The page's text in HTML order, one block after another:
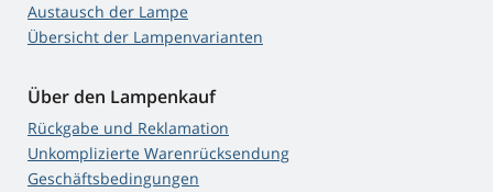
Austausch der Lampe
Übersicht der Lampenvarianten
Über den Lampenkauf
Rückgabe und Reklamation
Unkomplizierte Warenrücksendung
Geschäftsbedingungen